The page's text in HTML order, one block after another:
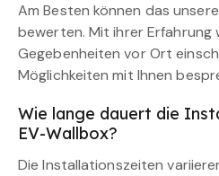
Am Besten können das
bewerten. Mit ihrer Erfahrung
Gegebenheiten vor Ort
Möglichkeiten mit Ihnen
Wie lange dauert die
EV-Wallbox?
Die Installationszeiten